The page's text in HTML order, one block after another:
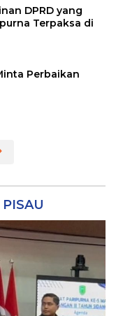
DPRD yang
Terpaksa di
Perbaikan